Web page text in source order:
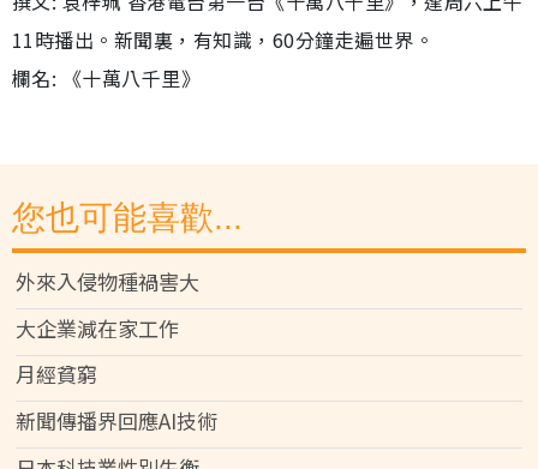
11時播出。新聞裏，有知識，60分鐘走遍世界。
欄名: 《十萬八千里》
您也可能喜歡...
外來入侵物種禍害大
大企業減在家工作
月經貧窮
新聞傳播界回應AI技術